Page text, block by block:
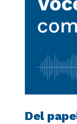
Del